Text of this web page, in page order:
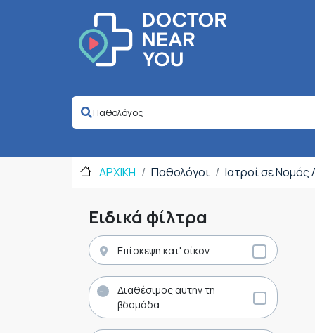
ΑΡΧΙΚΗ Παθολόγοι Ιατροί σε Νομός
Ειδικά φίλτρα
Επίσκεψη κατ' οίκον
Διαθέσιμος αυτήν τη
βδομάδα